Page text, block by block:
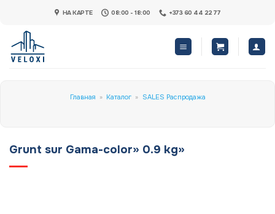
content
НА КАРТЕ 08:00 - 18:00 +373 60 44 22 77
Главная » Каталог » SALES Распродажа
Grunt sur Gama-color» 0.9 kg»